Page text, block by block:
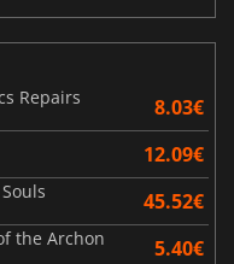
Repairs
8.03€
12.09€
45.52€
the Archon 5.40€